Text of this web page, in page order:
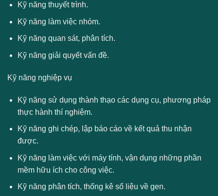
Kỹ năng thuyết trình.
Kỹ năng làm việc nhóm.
Kỹ năng quan sát, phân tích.
Kỹ năng giải quyết vấn đề.
Kỹ năng nghiệp vụ
Kỹ năng sử dụng thành thạo các dụng cụ, phương pháp
thực hành thí nghiệm.
Kỹ năng ghi chép, lập báo cáo về kết quả thu nhận
được.
Kỹ năng làm việc với máy tính, vận dụng những phần
mềm hữu ích cho công việc.
Kỹ năng phân tích, thống kê số liệu về gen.